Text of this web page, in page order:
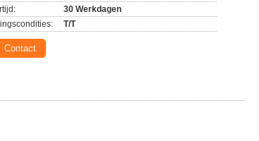
30 Werkdagen
T/T
Contact